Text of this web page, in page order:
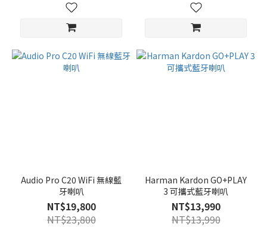
Audio Pro C20 WiFi 無線藍
牙喇叭
NT$19,800
NT$23,800
Harman Kardon GO+PLAY
3 可攜式藍牙喇叭
NT$13,990
NT$13,990